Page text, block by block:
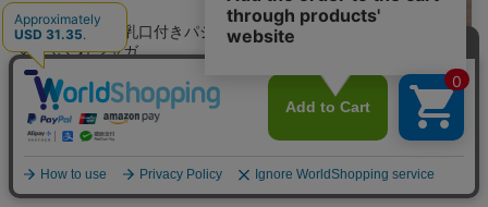
＜産前産後・授乳口付きパジャ
マ＞ふくれジャガ…
¥4,940(税込)
対象】＜マタニ…